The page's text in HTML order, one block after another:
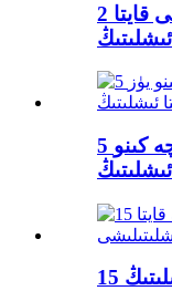
2 دىن 3 قېتىمغىچە كىنو يۈزلىرىنى قايتا
5 دىن 10 قېتىمغىچە كىنو Fa نى قايتا